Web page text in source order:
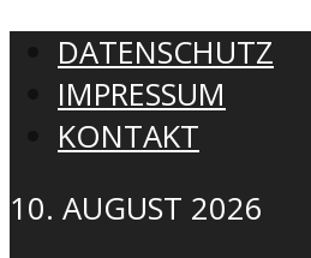
DATENSCHUTZ
IMPRESSUM
KONTAKT
10. AUGUST 2026